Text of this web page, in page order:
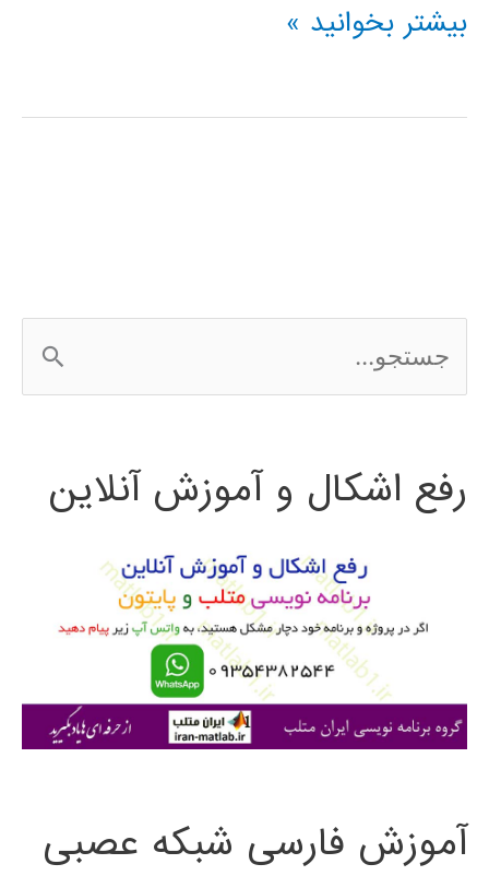
تبدیل
(wavelet
بیشتر بخوانید »
س
ج
ی
رفع اشکال و آموزش آنلاین
آموزش فارسی شبکه عصبی